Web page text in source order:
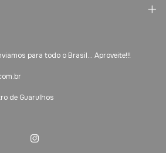
para todo o Brasil... Aproveite!!!
de Guarulhos